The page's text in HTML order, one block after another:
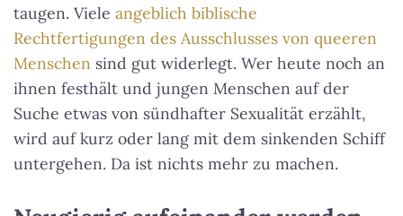
taugen. Viele angeblich biblische
Rechtfertigungen des Ausschlusses von queeren
Menschen sind gut widerlegt. Wer heute noch an
ihnen festhält und jungen Menschen auf der
Suche etwas von sündhafter Sexualität erzählt,
wird auf kurz oder lang mit dem sinkenden Schiff
untergehen. Da ist nichts mehr zu machen.